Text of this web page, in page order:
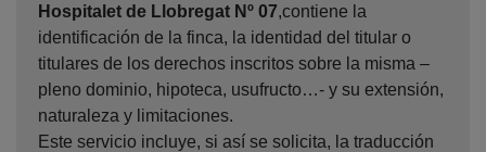
Hospitalet de Llobregat Nº 07,contiene la
identificación de la finca, la identidad del titular o
titulares de los derechos inscritos sobre la misma –
pleno dominio, hipoteca, usufructo…- y su extensión,
naturaleza y limitaciones.
Este servicio incluye, si así se solicita, la traducción